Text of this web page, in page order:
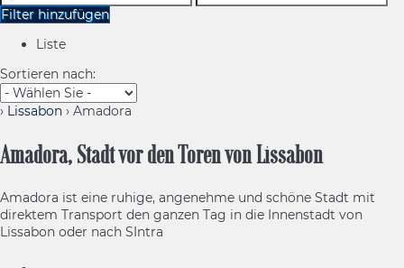
Filter hinzufügen
Liste
Sortieren nach:
› Lissabon › Amadora
Amadora, Stadt vor den Toren von Lissabon
Amadora ist eine ruhige, angenehme und schöne Stadt mit
direktem Transport den ganzen Tag in die Innenstadt von
Lissabon oder nach SIntra